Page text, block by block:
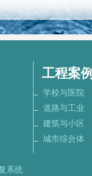
系统
工程案例
学校与医院
道路与工业
建筑与小区
城市综合体